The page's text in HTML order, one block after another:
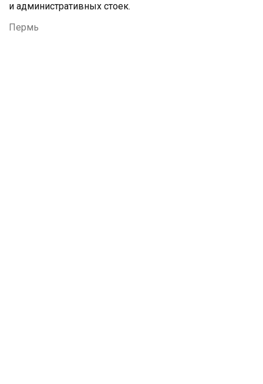
и административных стоек.
Пермь